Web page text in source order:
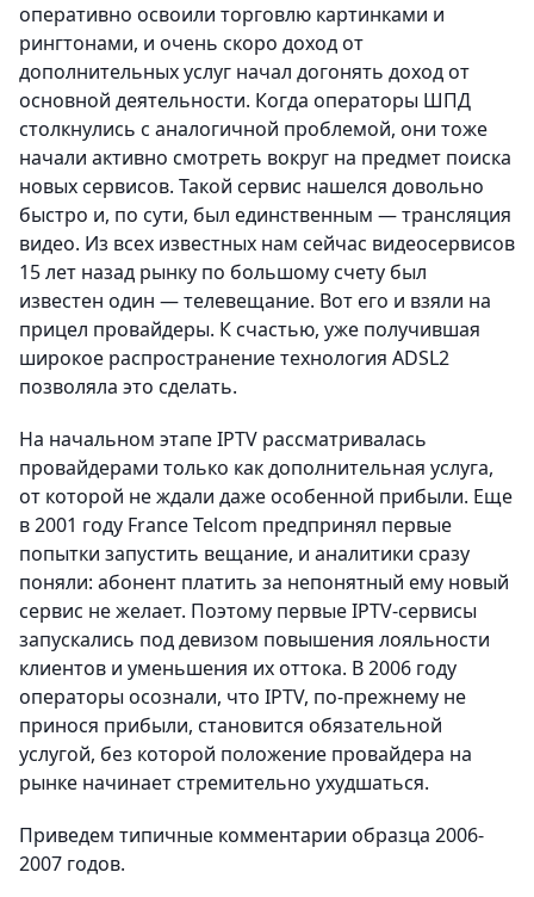
оперативно освоили торговлю картинками и
рингтонами, и очень скоро доход от
дополнительных услуг начал догонять доход от
основной деятельности. Когда операторы ШПД
столкнулись с аналогичной проблемой, они тоже
начали активно смотреть вокруг на предмет поиска
новых сервисов. Такой сервис нашелся довольно
быстро и, по сути, был единственным — трансляция
видео. Из всех известных нам сейчас видеосервисов
15 лет назад рынку по большому счету был
известен один — телевещание. Вот его и взяли на
прицел провайдеры. К счастью, уже получившая
широкое распространение технология ADSL2
позволяла это сделать.
На начальном этапе IPTV рассматривалась
провайдерами только как дополнительная услуга,
от которой не ждали даже особенной прибыли. Еще
в 2001 году France Telcom предпринял первые
попытки запустить вещание, и аналитики сразу
поняли: абонент платить за непонятный ему новый
сервис не желает. Поэтому первые IPTV-сервисы
запускались под девизом повышения лояльности
клиентов и уменьшения их оттока. В 2006 году
операторы осознали, что IPTV, по-прежнему не
принося прибыли, становится обязательной
услугой, без которой положение провайдера на
рынке начинает стремительно ухудшаться.
Приведем типичные комментарии образца 2006-
2007 годов.